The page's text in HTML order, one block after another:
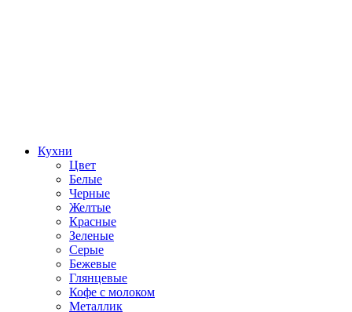
Кухни
Цвет
Белые
Черные
Желтые
Красные
Зеленые
Серые
Бежевые
Глянцевые
Кофе с молоком
Металлик